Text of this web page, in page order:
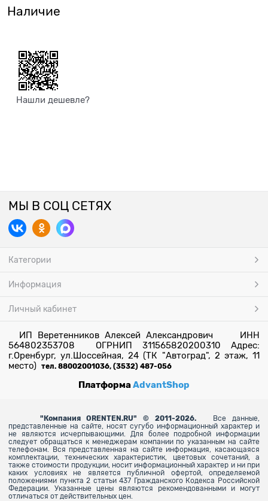
Наличие
Нашли дешевле?
МЫ В СОЦ СЕТЯХ
Категории
Информация
Личный кабинет
ИП Веретенников Алексей Александрович ИНН
564802353708 ОГРНИП 311565820200310 Адрес:
г.Оренбург, ул.Шоссейная, 24 (ТК "Автоград", 2 этаж, 11
место) тел. 88002001036, (3532) 487-056
ПлатформаAdvantShop
" Компания ORENTEN.RU" © 2011-2026.
Все данные,
представленные на сайте, носят сугубо информационный характер и
не являются исчерпывающими. Для более подробной информации
следует обращаться к менеджерам компании по указанным на сайте
телефонам. Вся представленная на сайте информация, касающаяся
комплектации, технических характеристик, цветовых сочетаний, а
также стоимости продукции, носит информационный характер и ни при
каких условиях не является публичной офертой, определяемой
положениями пункта 2 статьи 437 Гражданского Кодекса Российской
Федерации. Указанные цены являются рекомендованными и могут
отличаться от действительных цен.